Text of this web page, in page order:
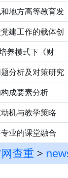
地方高等教育发
建工作的载体创
养模式下《财
分析及对策研究
成要素分析
机与教学策略
业的课堂融合
查重 >